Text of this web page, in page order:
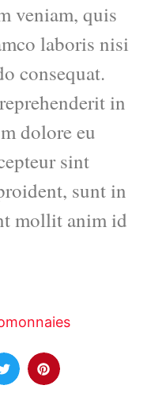
veniam, quis
laboris nisi
consequat.
in
dolore eu
sint
sunt in
mollit anim id